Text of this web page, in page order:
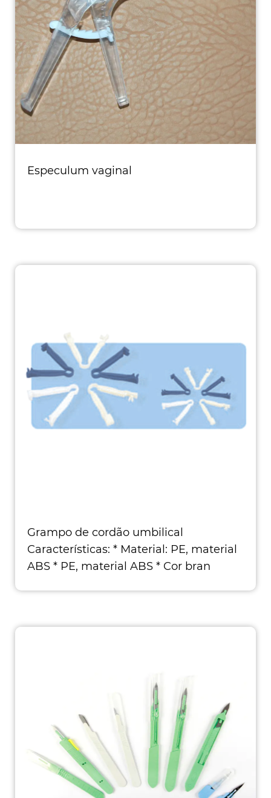
Especulum vaginal
Grampo de cordão umbilical
Características: * Material: PE, material
ABS * PE, material ABS * Cor bran